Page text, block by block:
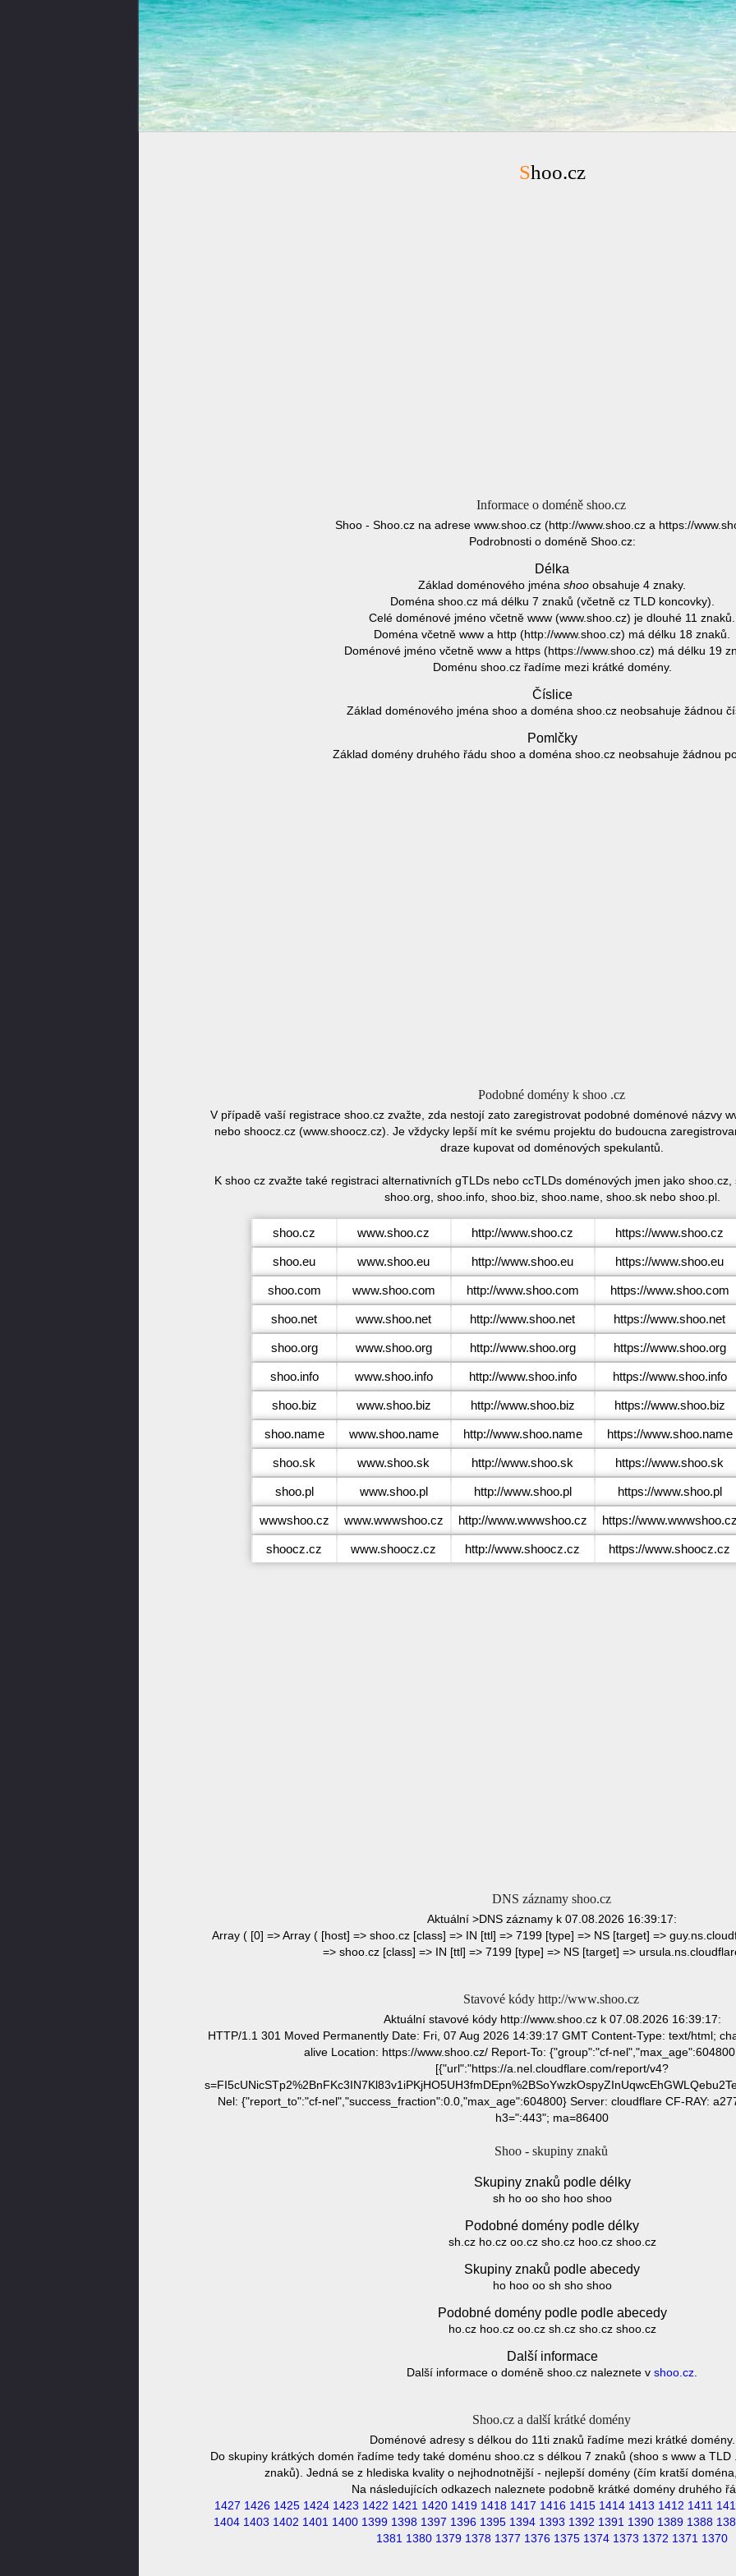
Shoo.cz
Informace o doméně shoo.cz
Shoo - Shoo.cz na adrese www.shoo.cz (http://www.shoo.cz a https://
Podrobnosti o doméně Shoo.cz:
Délka
Základ doménového jména shoo obsahuje 4 znaky.
Doména shoo.cz má délku 7 znaků (včetně cz TLD koncovky).
Celé doménové jméno včetně www (www.shoo.cz) je dlouhé 11 znaků.
Doména včetně www a http (http://www.shoo.cz) má délku 18 znaků.
Doménové jméno včetně www a https (https://www.shoo.cz) má délku 19
Doménu shoo.cz řadíme mezi krátké domény.
Číslice
Základ doménového jména shoo a doména shoo.cz neobsahuje žádnou
Pomlčky
Základ domény druhého řádu shoo a doména shoo.cz neobsahuje žádnou
Podobné domény k shoo .cz
V případě vaší registrace shoo.cz zvažte, zda nestojí zato zaregistrovat podobné doménové názvy
nebo shoocz.cz (www.shoocz.cz). Je vždycky lepší mít ke svému projektu do budoucna
draze kupovat od doménových spekulantů.
K shoo cz zvažte také registraci alternativních gTLDs nebo ccTLDs doménových jmen jako shoo.cz,
shoo.org, shoo.info, shoo.biz, shoo.name, shoo.sk nebo shoo.pl.
shoo.cz www.shoo.cz http://www.shoo.cz https://www.shoo.cz
shoo.eu www.shoo.eu http://www.shoo.eu https://www.shoo.eu
shoo.com www.shoo.com http://www.shoo.com https://www.shoo.com
shoo.net www.shoo.net http://www.shoo.net https://www.shoo.net
shoo.org www.shoo.org http://www.shoo.org https://www.shoo.org
shoo.info www.shoo.info http://www.shoo.info https://www.shoo.info
shoo.biz www.shoo.biz http://www.shoo.biz https://www.shoo.biz
shoo.name www.shoo.name http://www.shoo.name https://www.shoo.name
shoo.sk www.shoo.sk http://www.shoo.sk https://www.shoo.sk
shoo.pl www.shoo.pl http://www.shoo.pl https://www.shoo.pl
wwwshoo.cz www.wwwshoo.cz http://www.wwwshoo.cz https://www.wwwshoo.cz
shoocz.cz www.shoocz.cz http://www.shoocz.cz https://www.shoocz.cz
DNS záznamy shoo.cz
Aktuální >DNS záznamy k 07.08.2026 16:39:17:
Array ( [0] => Array ( [host] => shoo.cz [class] => IN [ttl] => 7199 [type] => NS [target] =>
=> shoo.cz [class] => IN [ttl] => 7199 [type] => NS [target] =>
Stavové kódy http://www.shoo.cz
Aktuální stavové kódy http://www.shoo.cz k 07.08.2026 16:39:17:
HTTP/1.1 301 Moved Permanently Date: Fri, 07 Aug 2026 14:39:17 GMT Content-Type: text/html;
alive Location: https://www.shoo.cz/ Report-To: {"group":"cf-
[{"url":"https://a.nel.cloudflare.com/report/v4?
Nel: {"report_to":"cf-nel","success_fraction":0.0,"max_age":604800} Server: cloudflare CF-RAY:
h3=":443"; ma=86400
Shoo - skupiny znaků
Skupiny znaků podle délky
sh ho oo sho hoo shoo
Podobné domény podle délky
sh.cz ho.cz oo.cz sho.cz hoo.cz shoo.cz
Skupiny znaků podle abecedy
ho hoo oo sh sho shoo
Podobné domény podle podle abecedy
ho.cz hoo.cz oo.cz sh.cz sho.cz shoo.cz
Další informace
Další informace o doméně shoo.cz naleznete v shoo.cz
Shoo.cz a další krátké domény
Doménové adresy s délkou do 11ti znaků řadíme mezi krátké domény.
Do skupiny krátkých domén řadíme tedy také doménu shoo.cz s délkou 7 znaků (shoo s www a TLD
znaků). Jedná se z hlediska kvality o nejhodnotnější - nejlepší domény (čím kratší
Na následujících odkazech naleznete podobně krátké domény druhého
1427 1426 1425 1424 1423 1422 1421 1420 1419 1418 1417 1416 1415 1414 1413 1412 1411
1404 1403 1402 1401 1400 1399 1398 1397 1396 1395 1394 1393 1392 1391 1390 1389 1388
1381 1380 1379 1378 1377 1376 1375 1374 1373 1372 1371 1370